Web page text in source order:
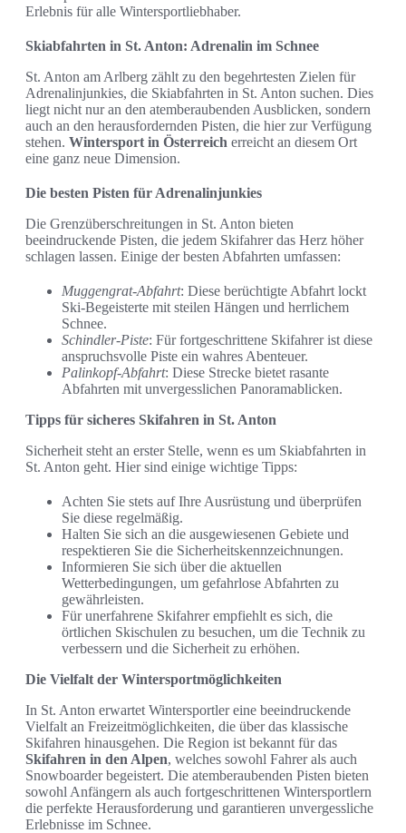
Erlebnis für alle Wintersportliebhaber.
Skiabfahrten in St. Anton: Adrenalin im Schnee
St. Anton am Arlberg zählt zu den begehrtesten Zielen für
Adrenalinjunkies, die Skiabfahrten in St. Anton suchen. Dies
liegt nicht nur an den atemberaubenden Ausblicken, sondern
auch an den herausfordernden Pisten, die hier zur Verfügung
stehen. Wintersport in Österreich erreicht an diesem Ort
eine ganz neue Dimension.
Die besten Pisten für Adrenalinjunkies
Die Grenzüberschreitungen in St. Anton bieten
beeindruckende Pisten, die jedem Skifahrer das Herz höher
schlagen lassen. Einige der besten Abfahrten umfassen:
Muggengrat-Abfahrt: Diese berüchtigte Abfahrt lockt
Ski-Begeisterte mit steilen Hängen und herrlichem
Schnee.
Schindler-Piste: Für fortgeschrittene Skifahrer ist diese
anspruchsvolle Piste ein wahres Abenteuer.
Palinkopf-Abfahrt: Diese Strecke bietet rasante
Abfahrten mit unvergesslichen Panoramablicken.
Tipps für sicheres Skifahren in St. Anton
Sicherheit steht an erster Stelle, wenn es um Skiabfahrten in
St. Anton geht. Hier sind einige wichtige Tipps:
Achten Sie stets auf Ihre Ausrüstung und überprüfen
Sie diese regelmäßig.
Halten Sie sich an die ausgewiesenen Gebiete und
respektieren Sie die Sicherheitskennzeichnungen.
Informieren Sie sich über die aktuellen
Wetterbedingungen, um gefahrlose Abfahrten zu
gewährleisten.
Für unerfahrene Skifahrer empfiehlt es sich, die
örtlichen Skischulen zu besuchen, um die Technik zu
verbessern und die Sicherheit zu erhöhen.
Die Vielfalt der Wintersportmöglichkeiten
In St. Anton erwartet Wintersportler eine beeindruckende
Vielfalt an Freizeitmöglichkeiten, die über das klassische
Skifahren hinausgehen. Die Region ist bekannt für das
Skifahren in den Alpen, welches sowohl Fahrer als auch
Snowboarder begeistert. Die atemberaubenden Pisten bieten
sowohl Anfängern als auch fortgeschrittenen Wintersportlern
die perfekte Herausforderung und garantieren unvergessliche
Erlebnisse im Schnee.